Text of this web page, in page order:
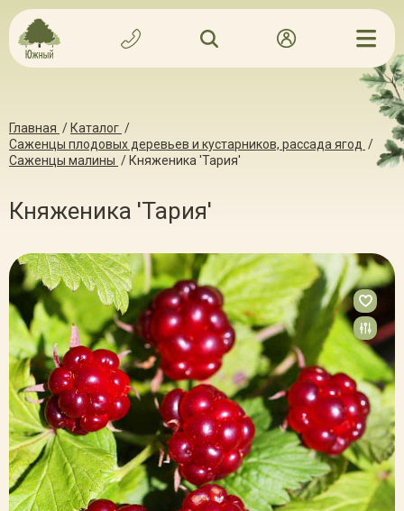
Главная / Каталог /
Саженцы плодовых деревьев и кустарников, рассада ягод /
Саженцы малины / Княженика 'Тария'
Княженика 'Тария'